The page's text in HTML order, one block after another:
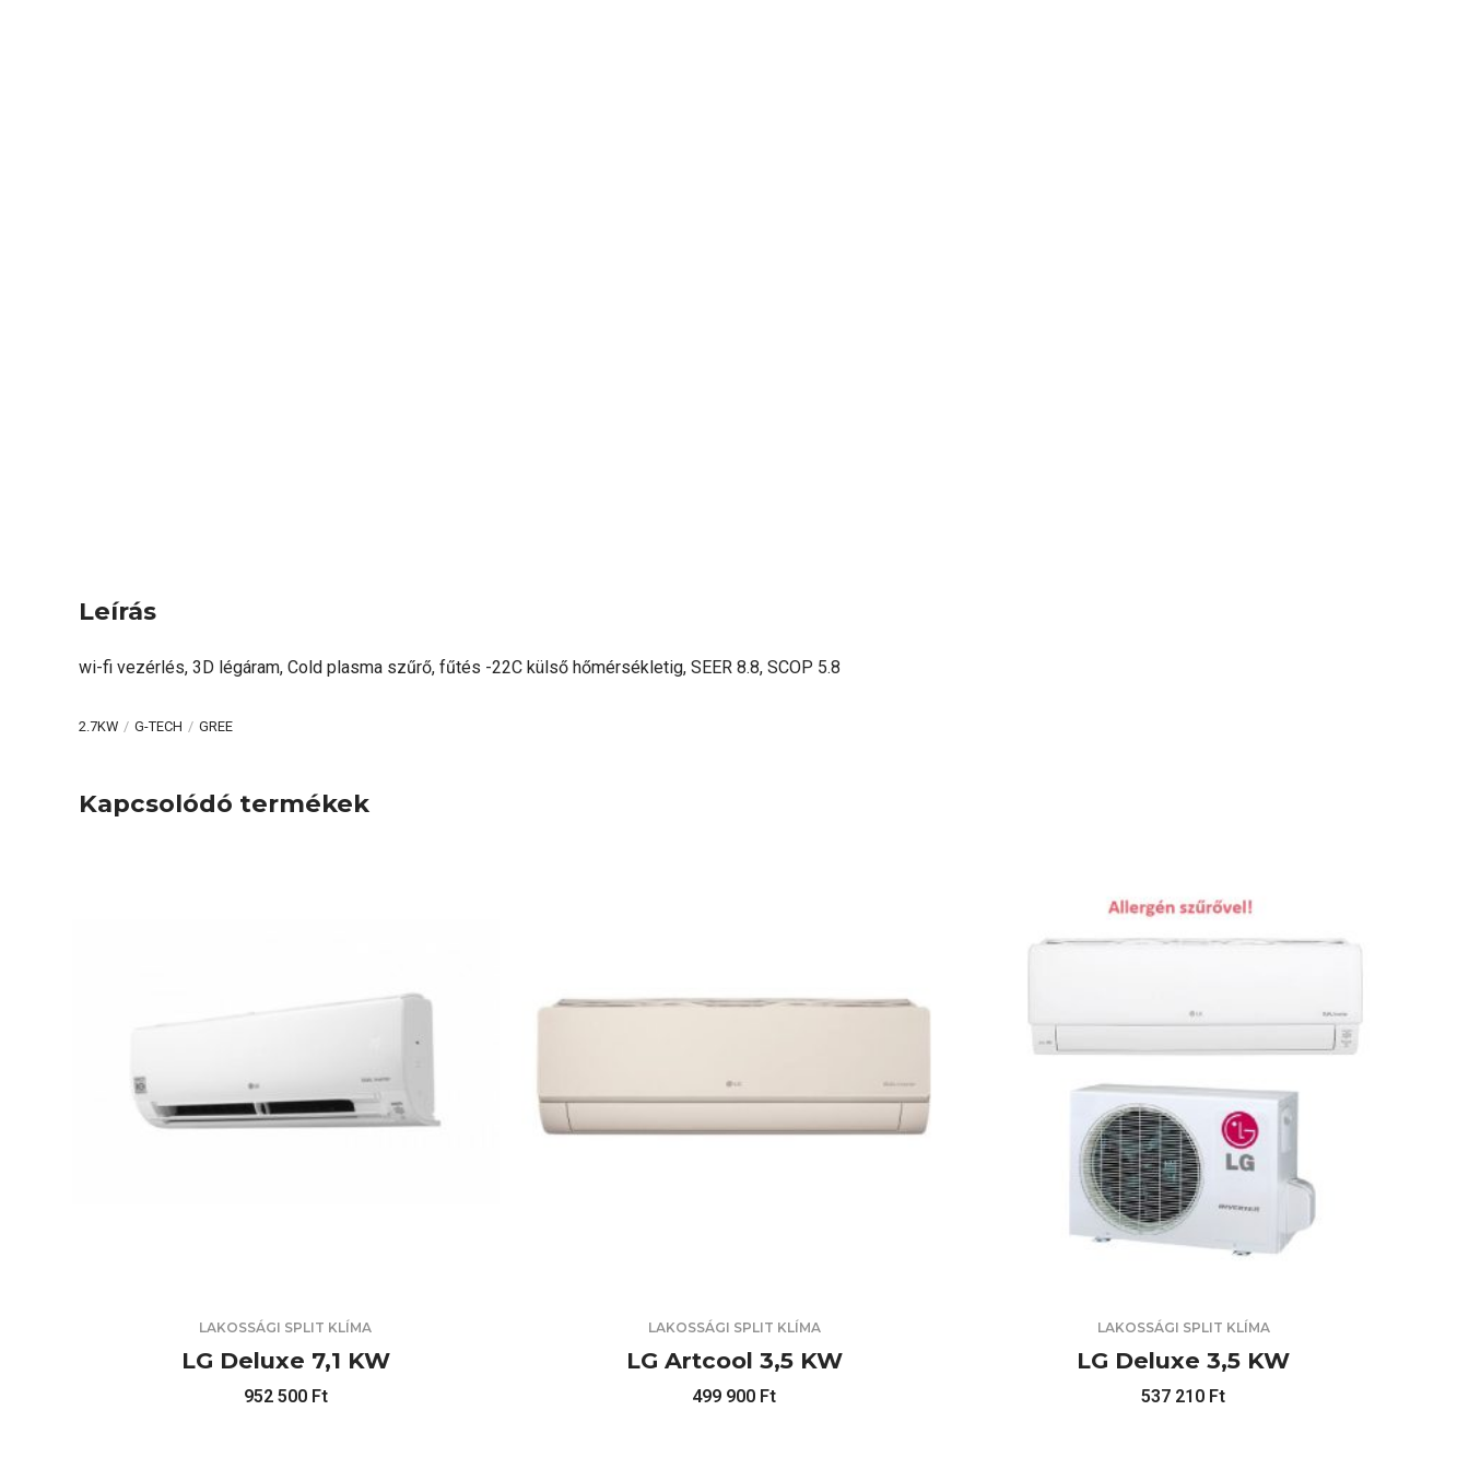
Leírás
wi-fi vezérlés, 3D légáram, Cold plasma szűrő, fűtés -22C külső hőmérsékletig, SEER 8.8, SCOP 5.8
2.7KW G-TECH GREE
Kapcsolódó termékek
LAKOSSÁGI SPLIT KLÍMA
LG Deluxe 7,1 KW
952 500 Ft
LAKOSSÁGI SPLIT KLÍMA
LG Artcool 3,5 KW
499 900 Ft
LAKOSSÁGI SPLIT KLÍMA
LG Deluxe 3,5 KW
537 210 Ft